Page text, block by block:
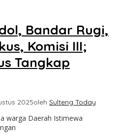
Bandar Rugi,
Komisi III;
Tangkap
2025oleh Sulteng Today
warga Daerah Istimewa